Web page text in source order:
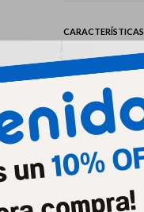
CARACTERÍSTICAS
Mascota